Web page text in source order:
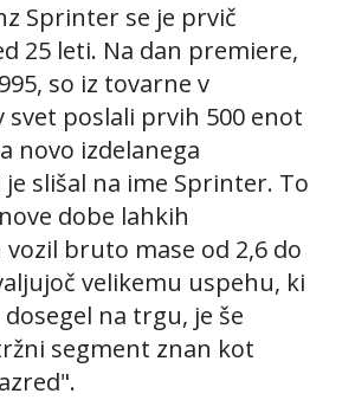
Sprinter se je prvič
25 leti. Na dan premiere,
so iz tovarne v
svet poslali prvih 500 enot
novo izdelanega
slišal na ime Sprinter. To
dobe lahkih
bruto mase od 2,6 do
velikemu uspehu, ki
na trgu, je še
segment znan kot